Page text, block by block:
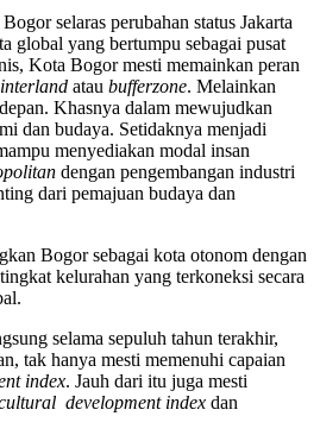
selaras perubahan status Jakarta
global yang bertumpu sebagai pusat
Kota Bogor mesti memainkan peran
atau bufferzone. Melainkan
Khasnya dalam mewujudkan
dan budaya. Setidaknya menjadi
menyediakan modal insan
dengan pengembangan industri
dari pemajuan budaya dan
Bogor sebagai kota otonom dengan
kelurahan yang terkoneksi secara
selama sepuluh tahun terakhir,
tak hanya mesti memenuhi capaian
index. Jauh dari itu juga mesti
development index dan